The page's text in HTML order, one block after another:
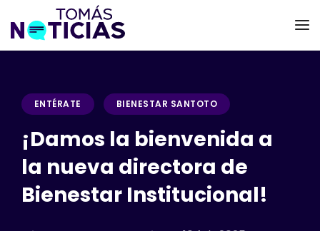
ENTÉRATE BIENESTAR SANTOTO
¡Damos la bienvenida a
la nueva directora de
Bienestar Institucional!